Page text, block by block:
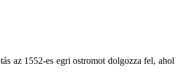
az 1552-es egri ostromot dolgozza fel, ahol